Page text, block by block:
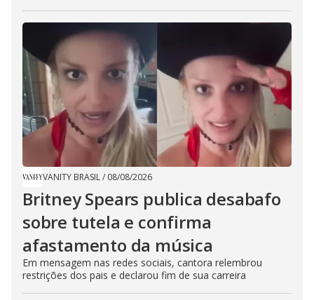
VANITY BRASIL/ 08/08/2026
Britney Spears publica desabafo
sobre tutela e confirma
afastamento da música
Em mensagem nas redes sociais, cantora relembrou
restrições dos pais e declarou fim de sua carreira